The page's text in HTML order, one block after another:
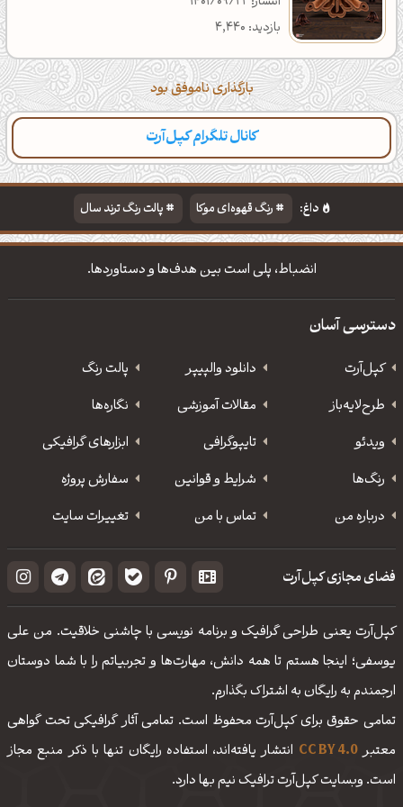
بازدید: 4,440
بارگذاری ناموفق بود
کانال تلگرام کپل‌آرت
داغ: رنگ قهوه‌ای موکا
پالت رنگ ترند سال
دانلود والپیپر مذهبی
تایپوگرافی شعر مولانا
انضباط، پلی است بین هدف‌ها و دستاوردها.
دسترسی آسان
کپل‌آرت دانلود‌ والپیپر
پالت رنگ
طرح‌لایه‌باز
مقالات آموزشی
نگاره‌ها
ویدئو
‌تایپوگرافی
ابزارهای گرافیکی
رنگ‌ها
شرایط و قوانین
سفارش پروژه
درباره من
تماس با من تغییرات سایت
فضای مجازی کپل‌آرت
کپل‌آرت یعنی طراحی گرافیک و برنامه نویسی با چاشنی خلاقیت. من علی
یوسفی؛ اینجا هستم تا همه دانش، مهارت‌‌ها و تجربیاتم را با شما دوستان
ارجمندم به رایگان به اشتراک بگذارم.
تمامی حقوق برای کپل‌آرت محفوظ است. تمامی آثار گرافیکی تحت گواهی
معتبرCC BY 4.0 انتشار یافته‌اند، استفاده رایگان تنها با ذکر منبع مجاز
است. وبسایت کپل‌آرت ترافیک نیم بها دارد.